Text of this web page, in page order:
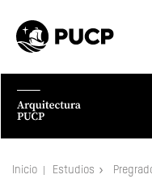
Inicio Estudios